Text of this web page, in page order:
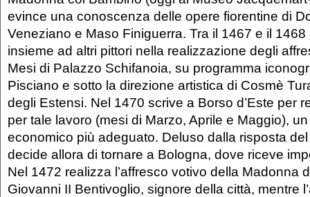
evince una conoscenza delle opere fiorentine di
Veneziano e Maso Finiguerra. Tra il 1467 e il
insieme ad altri pittori nella realizzazione degli
Mesi di Palazzo Schifanoia, su programma
Pisciano e sotto la direzione artistica di Cosmè
degli Estensi. Nel 1470 scrive a Borso d’Este per
per tale lavoro (mesi di Marzo, Aprile e Maggio),
economico più adeguato. Deluso dalla risposta
decide allora di tornare a Bologna, dove riceve
Nel 1472 realizza l’affresco votivo della Madonna
Giovanni II Bentivoglio, signore della città, mentre